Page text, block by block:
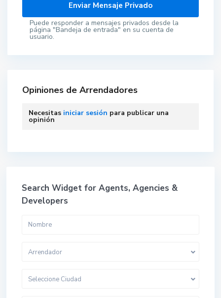
Puede responder a mensajes privados desde la
página "Bandeja de entrada" en su cuenta de
usuario.
Opiniones de Arrendadores
Necesitas iniciar sesión para publicar una
opinión
Search Widget for Agents, Agencies &
Developers
Arrendador
Seleccione Ciudad